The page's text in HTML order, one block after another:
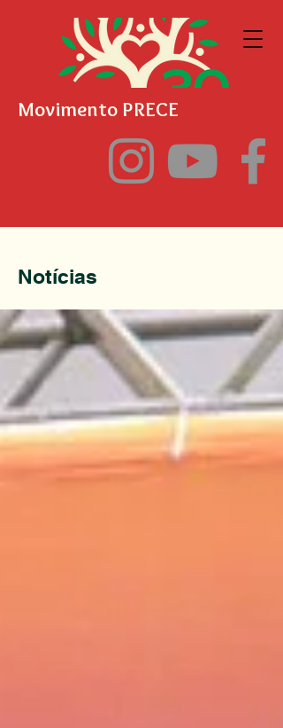
Movimento PRECE
Notícias